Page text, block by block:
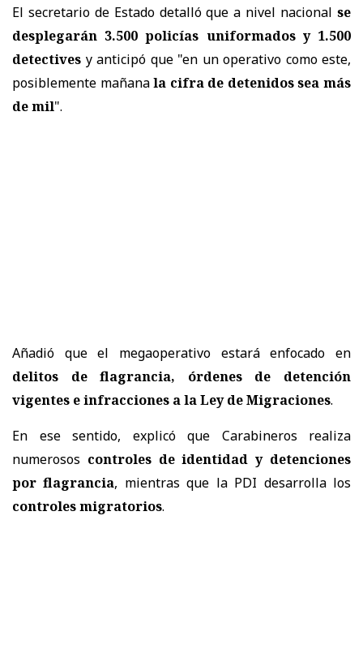
El secretario de Estado detalló que a nivel nacional se
desplegarán 3.500 policías uniformados y 1.500
detectives y anticipó que "en un operativo como este,
posiblemente mañanala cifra de detenidos sea más
de mil".
Añadió que el megaoperativo estará enfocado en
delitos de flagrancia, órdenes de detención
vigentes e infracciones a la Ley de Migraciones.
En ese sentido, explicó que Carabineros realiza
numerosos controles de identidad y detenciones
por flagrancia, mientras que la PDI desarrolla los
controles migratorios.